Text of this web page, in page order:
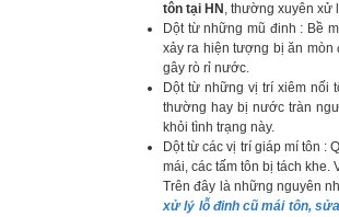
tôn tại HN , thường xuyên xử
Dột từ những mũ đinh : Bề
xảy ra hiện tượng bị ăn mòn
gây rò rỉ nước.
Dột từ những vị trí xiêm nối
thường hay bị nước tràn
khỏi tình trạng này.
Dột từ các vị trí giáp mí tôn :
mái, các tấm tôn bị tách khe.
Trên đây là những nguyên
xử lý lỗ đinh cũ mái tôn,